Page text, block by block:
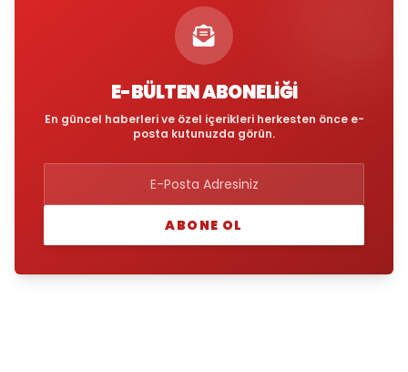
E-BÜLTEN ABONELIĞI
En güncel haberleri ve özel içerikleri herkesten önce e-
posta kutunuzda görün.
ABONE OL